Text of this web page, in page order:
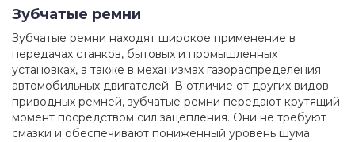
Зубчатые ремни
Зубчатые ремни находят широкое применение в
передачах станков, бытовых и промышленных
установках, а также в механизмах газораспределения
автомобильных двигателей. В отличие от других видов
приводных ремней, зубчатые ремни передают крутящий
момент посредством сил зацепления. Они не требуют
смазки и обеспечивают пониженный уровень шума.